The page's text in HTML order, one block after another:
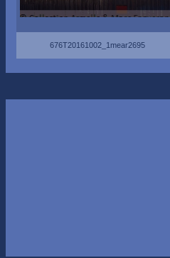
676T20161002_1mear2695